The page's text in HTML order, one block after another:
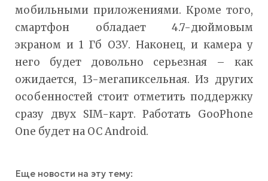
мобильными приложениями. Кроме того,
смартфон обладает 4.7-дюймовым
экраном и 1 Гб ОЗУ. Наконец, и камера у
него будет довольно серьезная – как
ожидается, 13-мегапиксельная. Из других
особенностей стоит отметить поддержку
сразу двух SIM-карт. Работать GooPhone
One будет на ОС Android.
Еще новости на эту тему: